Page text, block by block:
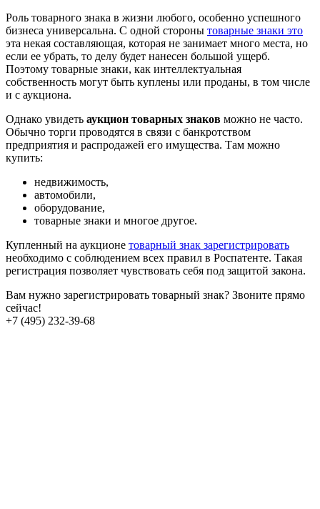
Роль товарного знака в жизни любого, особенно успешного
бизнеса универсальна. С одной стороны товарные знаки это
эта некая составляющая, которая не занимает много места, но
если ее убрать, то делу будет нанесен большой ущерб.
Поэтому товарные знаки, как интеллектуальная
собственность могут быть куплены или проданы, в том числе
и с аукциона.
Однако увидеть аукцион товарных знаков можно не часто.
Обычно торги проводятся в связи с банкротством
предприятия и распродажей его имущества. Там можно
купить:
недвижимость,
автомобили,
оборудование,
товарные знаки и многое другое.
Купленный на аукционе товарный знак зарегистрировать
необходимо с соблюдением всех правил в Роспатенте. Такая
регистрация позволяет чувствовать себя под защитой закона.
Вам нужно зарегистрировать товарный знак? Звоните прямо
сейчас!
+7 (495) 232-39-68